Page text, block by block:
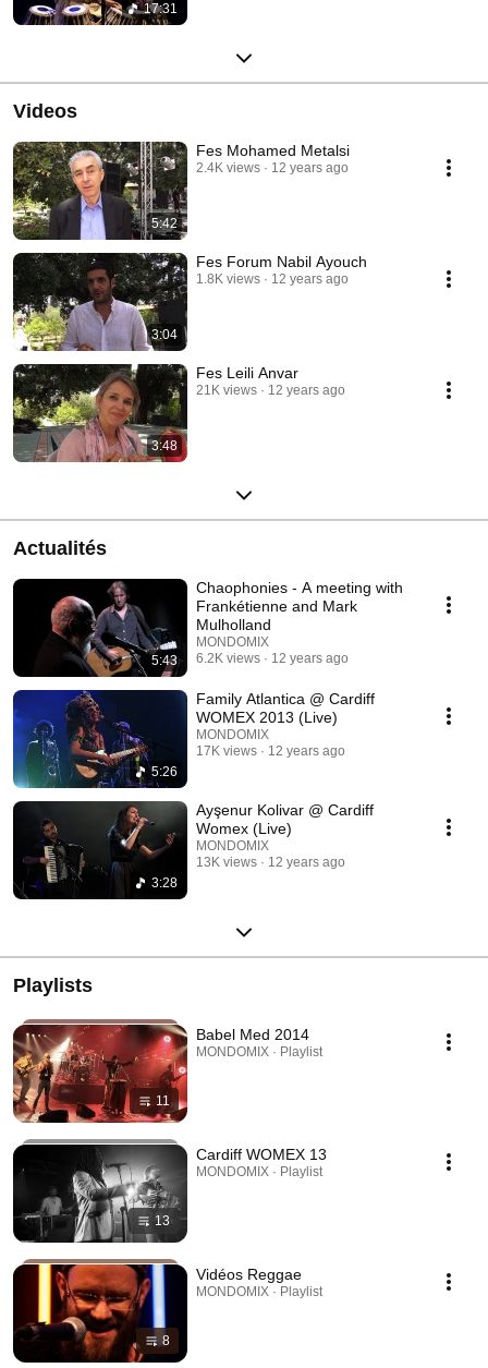
17:31
Videos
5:42
Fes Mohamed Metalsi
2.4K views 12 years ago
3:04
Fes Forum Nabil Ayouch
1.8K views 12 years ago
3:48
Fes Leili Anvar
21K views 12 years ago
Actualités
5:43
Chaophonies - A meeting with
Frankétienne and Mark
Mulholland
MONDOMIX
6.2K views
12 years ago
5:26
Family Atlantica @ Cardiff
WOMEX 2013 (Live)
MONDOMIX
17K views
12 years ago
3:28
Ayşenur Kolivar @ Cardiff
Womex (Live)
MONDOMIX
13K views
12 years ago
Playlists
11
Babel Med 2014
MONDOMIX · Playlist
13
Cardiff WOMEX 13
MONDOMIX · Playlist
8
Vidéos Reggae
MONDOMIX · Playlist